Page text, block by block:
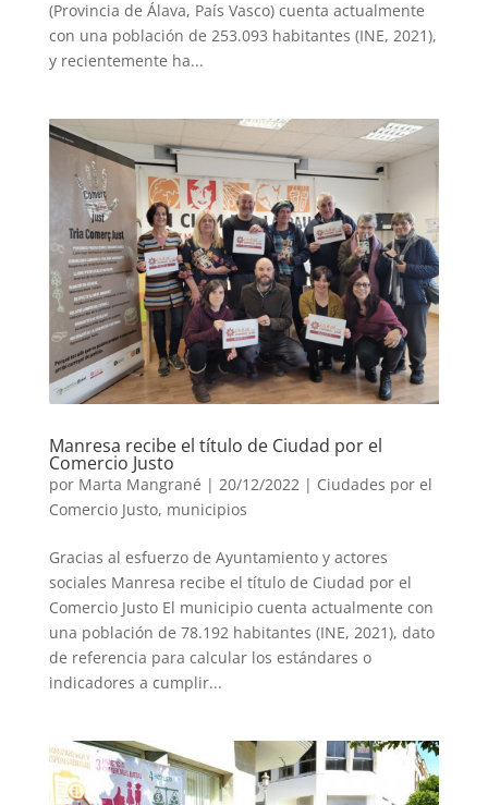
(Provincia de Álava, País Vasco) cuenta actualmente
con una población de 253.093 habitantes (INE, 2021),
y recientemente ha...
Manresa recibe el título de Ciudad por el
Comercio Justo
por Marta Mangrané | 20/12/2022 | Ciudades por el
Comercio Justo, municipios
Gracias al esfuerzo de Ayuntamiento y actores
sociales Manresa recibe el título de Ciudad por el
Comercio Justo El municipio cuenta actualmente con
una población de 78.192 habitantes (INE, 2021), dato
de referencia para calcular los estándares o
indicadores a cumplir...